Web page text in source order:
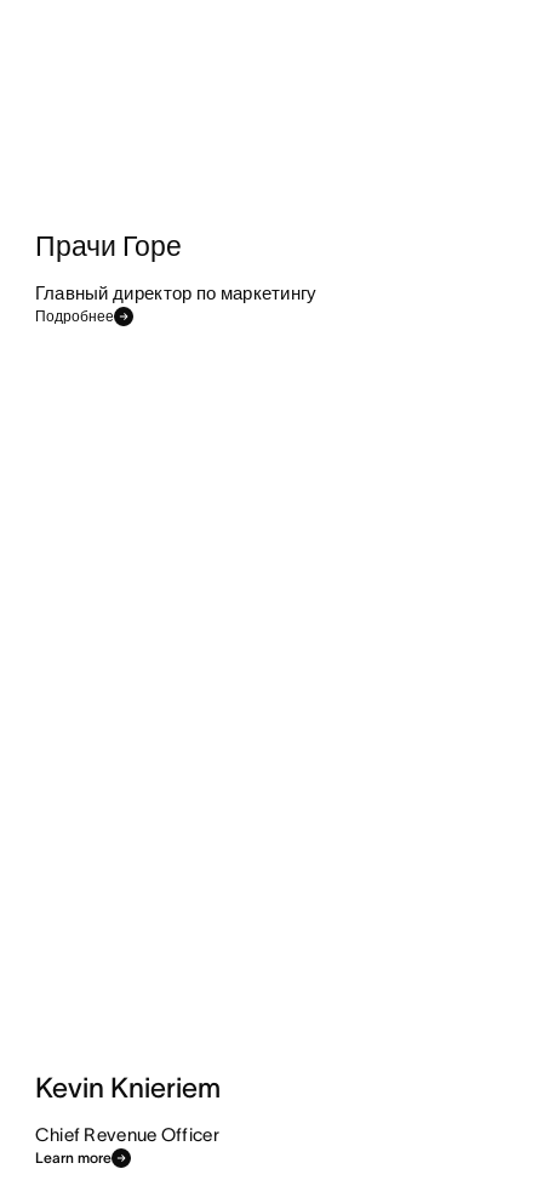
Прачи Горе
Главный директор по маркетингу
Подробнее
Kevin Knieriem
Chief Revenue Officer
Learn more